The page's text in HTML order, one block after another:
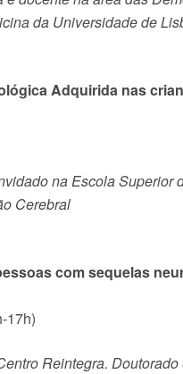
da Universidade de
Adquirida nas
na Escola Superior
Cerebral
com sequelas
17h)
Reintegra.